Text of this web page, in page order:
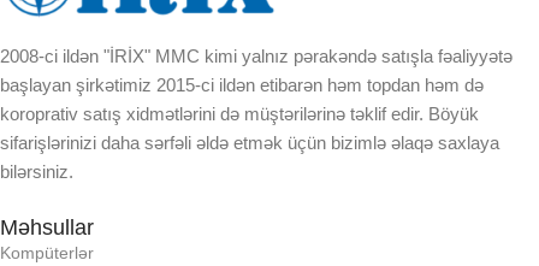
DAXILI YADDA
2008-ci ildən "İRİX" MMC kimi yalnız pərakəndə satışla fəaliyyətə
başlayan şirkətimiz 2015-ci ildən etibarən həm topdan həm də
koroprativ satış xidmətlərini də müştərilərinə təklif edir. Böyük
sifarişlərinizi daha sərfəli əldə etmək üçün bizimlə əlaqə saxlaya
bilərsiniz.
Məhsullar
Kompüterlər